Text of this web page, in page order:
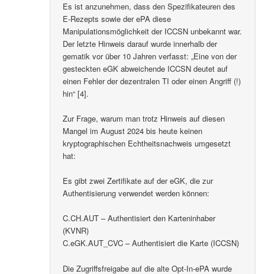
Es ist anzunehmen, dass den Spezifikateuren des
E-Rezepts sowie der ePA diese
Manipulationsmöglichkeit der ICCSN unbekannt war.
Der letzte Hinweis darauf wurde innerhalb der
gematik vor über 10 Jahren verfasst: „Eine von der
gesteckten eGK abweichende ICCSN deutet auf
einen Fehler der dezentralen TI oder einen Angriff (!)
hin“ [4].
Zur Frage, warum man trotz Hinweis auf diesen
Mangel im August 2024 bis heute keinen
kryptographischen Echtheitsnachweis umgesetzt
hat:
Es gibt zwei Zertifikate auf der eGK, die zur
Authentisierung verwendet werden können:
C.CH.AUT – Authentisiert den Karteninhaber
(KVNR)
C.eGK.AUT_CVC – Authentisiert die Karte (ICCSN)
Die Zugriffsfreigabe auf die alte Opt-In-ePA wurde